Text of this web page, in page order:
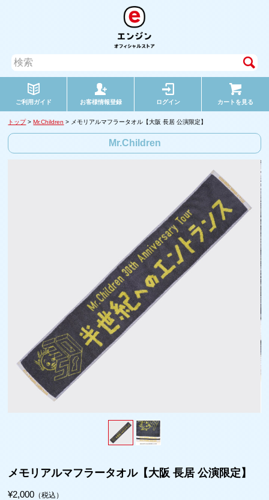
ご利用ガイド お客様情報登録 ログイン カートを見る
トップ>Mr.Children> メモリアルマフラータオル【大阪 長居 公演限定】
Mr.Children
メモリアルマフラータオル【大阪 長居 公演限定】
¥2,000（税込）